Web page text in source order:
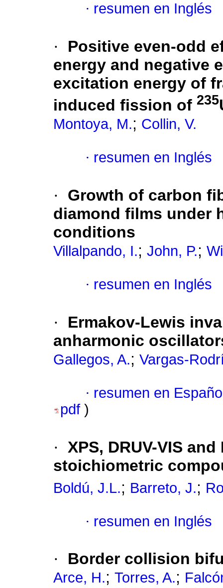
· resumen en Inglés
·
Positive even-odd
energy and negative
excitation energy of
induced fission of 235
Montoya, M.; Collin, V.
· resumen en Inglés
·
Growth of carbon
diamond films under
conditions
Villalpando, I.; John, P.;
· resumen en Inglés
·
Ermakov-Lewis
anharmonic
Gallegos, A.; Vargas-
· resumen en
pdf )
· XPS, DRUV-VIS
stoichiometric
Boldú, J.L.; Barreto, J.;
· resumen en Inglés
· Border collision
Arce, H.; Torres, A.;